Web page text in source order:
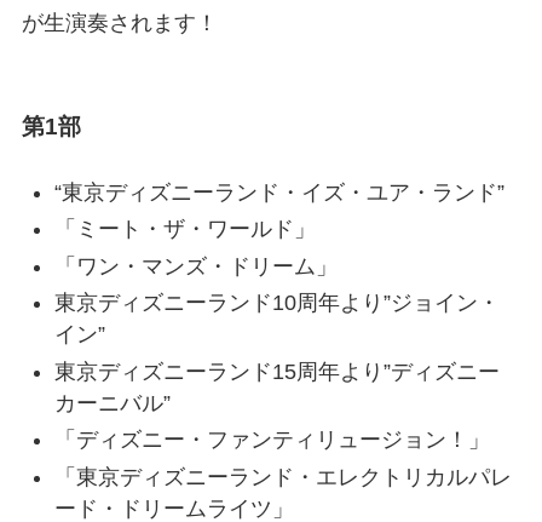
が生演奏されます！
第1部
“東京ディズニーランド・イズ・ユア・ランド”
「ミート・ザ・ワールド」
「ワン・マンズ・ドリーム」
東京ディズニーランド10周年より”ジョイン・
イン”
東京ディズニーランド15周年より”ディズニー
カーニバル”
「ディズニー・ファンティリュージョン！」
「東京ディズニーランド・エレクトリカルパレ
ード・ドリームライツ」